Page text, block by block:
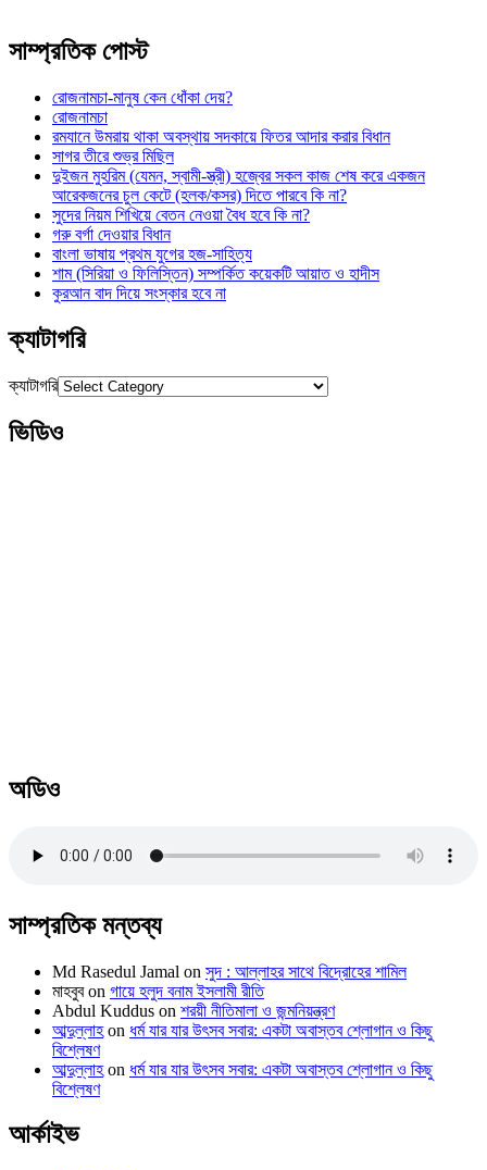
সাম্প্রতিক পোস্ট
রোজনামচা-মানুষ কেন ধোঁকা দেয়?
রোজনামচা
রমযানে উমরায় থাকা অবস্থায় সদকায়ে ফিতর আদার করার বিধান
সাগর তীরে শুভ্র মিছিল
দুইজন মুহরিম (যেমন, স্বামী-স্ত্রী) হজ্বের সকল কাজ শেষ করে একজন
আরেকজনের চুল কেটে (হলক/কসর) দিতে পারবে কি না?
সুদের নিয়ম শিখিয়ে বেতন নেওয়া বৈধ হবে কি না?
গরু বর্গা দেওয়ার বিধান
বাংলা ভাষায় প্রথম যুগের হজ-সাহিত্য
শাম (সিরিয়া ও ফিলিস্তিন) সম্পর্কিত কয়েকটি আয়াত ও হাদীস
কুরআন বাদ দিয়ে সংস্কার হবে না
ক্যাটাগরি
ক্যাটাগরি
ভিডিও
অডিও
সাম্প্রতিক মন্তব্য
Md Rasedul Jamal on সুদ : আল্লাহর সাথে বিদ্রোহের শামিল
মাহবুবon গায়ে হলুদ বনাম ইসলামী রীতি
Abdul Kuddus on শরয়ী নীতিমালা ও জন্মনিয়ন্ত্রণ
আব্দুল্লাহon ধর্ম যার যার উৎসব সবার: একটা অবাস্তব শ্লোগান ও কিছু
বিশ্লেষণ
আব্দুল্লাহon ধর্ম যার যার উৎসব সবার: একটা অবাস্তব শ্লোগান ও কিছু
বিশ্লেষণ
আর্কাইভ